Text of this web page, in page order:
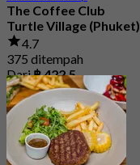
The Coffee Club
Turtle Village (Phuket)
4.7
375 ditempah
Dari฿ 422.5